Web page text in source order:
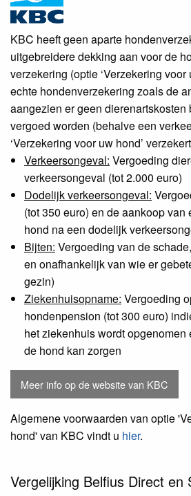
KBC heeft geen aparte
uitgebreidere dekking aan voor de
verzekering (optie ‘Verzekering voor
echte hondenverzekering zoals de
aangezien er geen dierenartskosten
vergoed worden (behalve een
‘Verzekering voor uw hond’
Verkeersongeval: Vergoeding
verkeersongeval (tot 2.000 euro)
Dodelijk verkeersongeval:
(tot 350 euro) en de aankoop
hond na een dodelijk
Bijten: Vergoeding van de
en onafhankelijk van wie er
gezin)
Ziekenhuisopname: Vergoeding
hondenpension (tot 300 euro)
het ziekenhuis wordt
de hond kan zorgen
Meer info op de website van KBC
Algemene voorwaarden van optie
hond' van KBC vindt u hier.
Vergelijking Belfius Direct en